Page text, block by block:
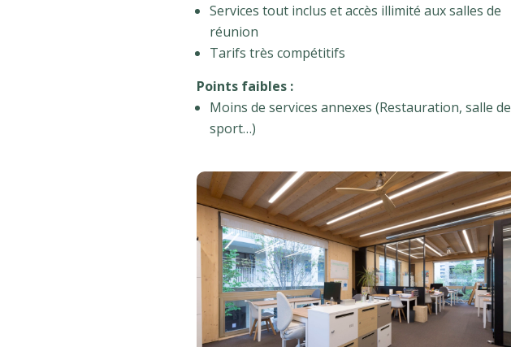
Services tout inclus et accès illimité aux salles de
réunion
Tarifs très compétitifs
Points faibles :
Moins de services annexes (Restauration, salle de
sport…)